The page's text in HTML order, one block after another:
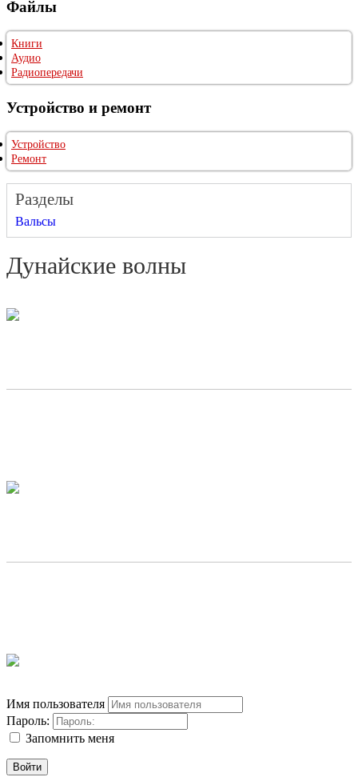
Файлы
Книги
Аудио
Радиопередачи
Устройство и ремонт
Устройство
Ремонт
Разделы
Вальсы
Дунайские волны
Имя пользователя
Пароль:
Запомнить меня
Войти